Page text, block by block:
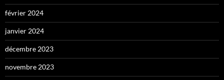
février 2024
janvier 2024
décembre 2023
novembre 2023